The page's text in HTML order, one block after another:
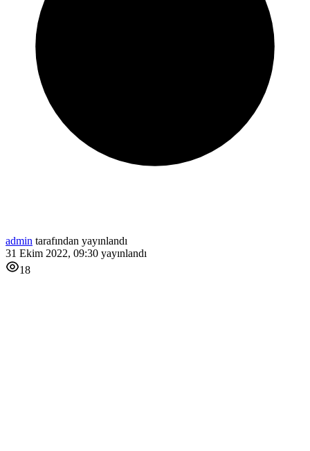
admin tarafından yayınlandı
31 Ekim 2022, 09:30 yayınlandı
18